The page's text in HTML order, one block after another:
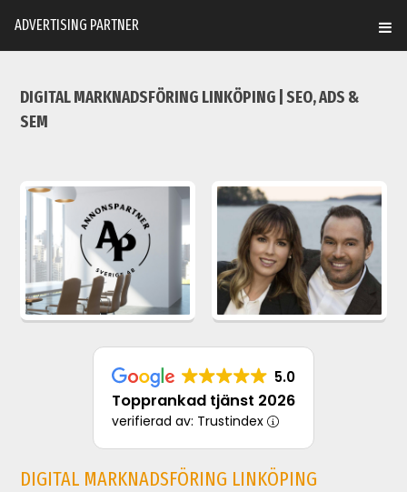
ADVERTISING PARTNER
DIGITAL MARKNADSFÖRING LINKÖPING | SEO, ADS &
SEM
5.0
Topprankad tjänst 2026
verifierad av: Trustindex
DIGITAL MARKNADSFÖRING LINKÖPING